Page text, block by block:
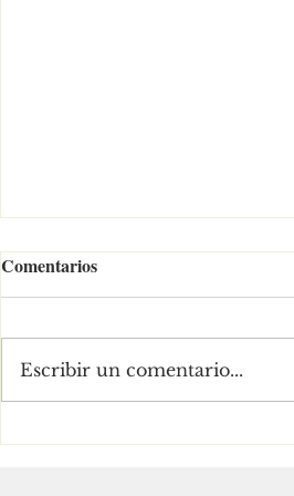
¡LOS SECTORES
Comentarios
Escribir un comentario...